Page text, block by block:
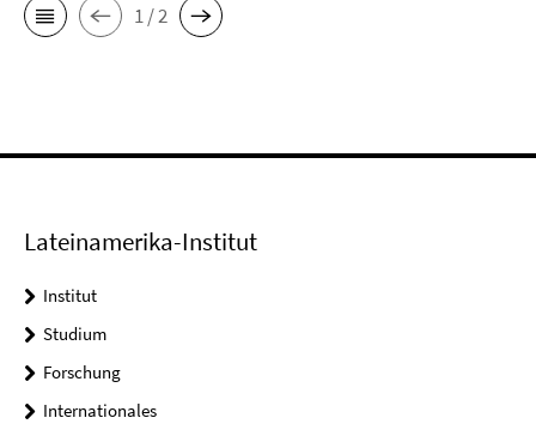
1 / 2
Lateinamerika-Institut
Institut
Studium
Forschung
Internationales